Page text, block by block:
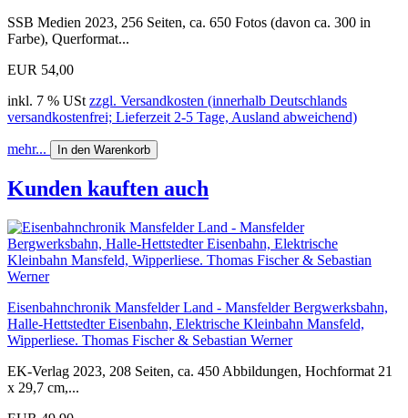
SSB Medien 2023, 256 Seiten, ca. 650 Fotos (davon ca. 300 in
Farbe), Querformat...
EUR 54,00
inkl. 7 % USt zzgl. Versandkosten (innerhalb Deutschlands
versandkostenfrei; Lieferzeit 2-5 Tage, Ausland abweichend)
mehr... In den Warenkorb
Kunden kauften auch
Eisenbahnchronik Mansfelder Land - Mansfelder Bergwerksbahn,
Halle-Hettstedter Eisenbahn, Elektrische Kleinbahn Mansfeld,
Wipperliese. Thomas Fischer & Sebastian Werner
EK-Verlag 2023, 208 Seiten, ca. 450 Abbildungen, Hochformat 21
x 29,7 cm,...